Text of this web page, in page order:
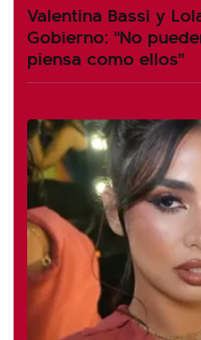
Valentina Bassi y
Gobierno: "No
piensa como ellos"